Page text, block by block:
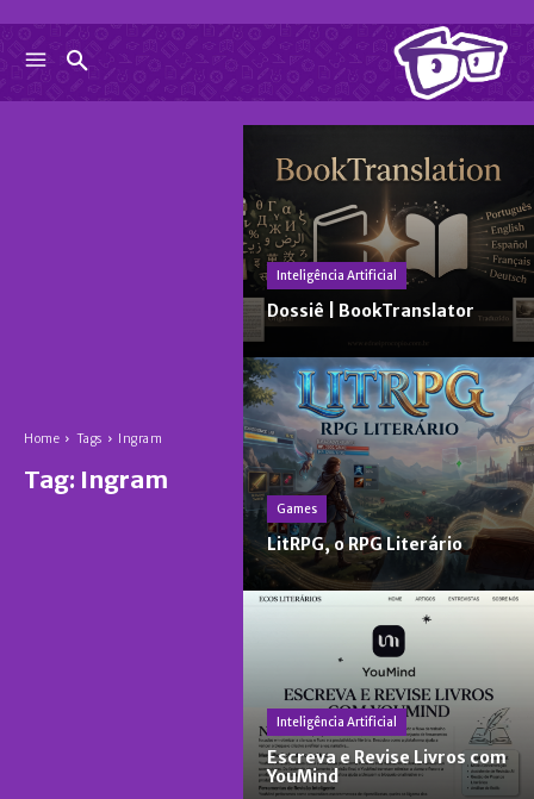
Home Tags Ingram
Tag: Ingram
Inteligência Artificial
Dossiê | BookTranslator
Games
LitRPG, o RPG Literário
Inteligência Artificial
Escreva e Revise Livros com
YouMind